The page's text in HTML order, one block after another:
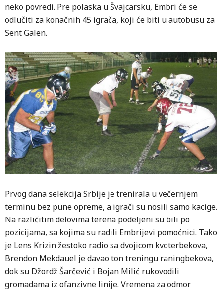
neko povredi. Pre polaska u Švajcarsku, Embri će se
odlučiti za konačnih 45 igrača, koji će biti u autobusu za
Sent Galen.
Prvog dana selekcija Srbije je trenirala u večernjem
terminu bez pune opreme, a igrači su nosili samo kacige.
Na različitim delovima terena podeljeni su bili po
pozicijama, sa kojima su radili Embrijevi pomoćnici. Tako
je Lens Krizin žestoko radio sa dvojicom kvoterbekova,
Brendon Mekdauel je davao ton treningu raningbekova,
dok su Džordž Šarčević i Bojan Milić rukovodili
gromadama iz ofanzivne linije. Vremena za odmor